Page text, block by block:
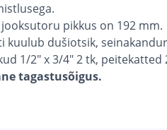
jooksutoru pikkus on 192 mm.
kuulub dušiotsik,
1/2" x 3/4" 2 tk, peitekatted
tagastusõigus.